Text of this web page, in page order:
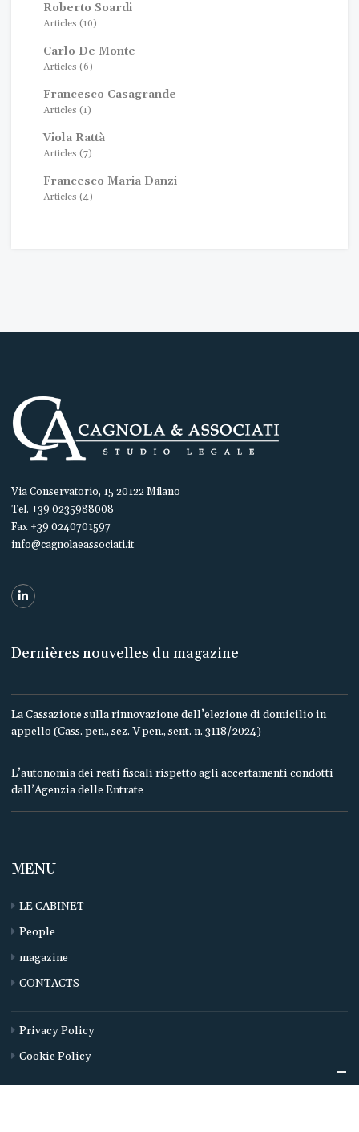
Roberto Soardi
Articles (10)
Carlo De Monte
Articles (6)
Francesco Casagrande
Articles (1)
Viola Rattà
Articles (7)
Francesco Maria Danzi
Articles (4)
Via Conservatorio, 15 20122 Milano
Tel. +39 0235988008
Fax +39 0240701597
info@cagnolaeassociati.it
Dernières nouvelles du magazine
La Cassazione sulla rinnovazione dell’elezione di domicilio in
appello (Cass. pen., sez. V pen., sent. n. 3118/2024)
L’autonomia dei reati fiscali rispetto agli accertamenti condotti
dall’Agenzia delle Entrate
MENU
LE CABINET
People
magazine
CONTACTS
Privacy Policy
Cookie Policy